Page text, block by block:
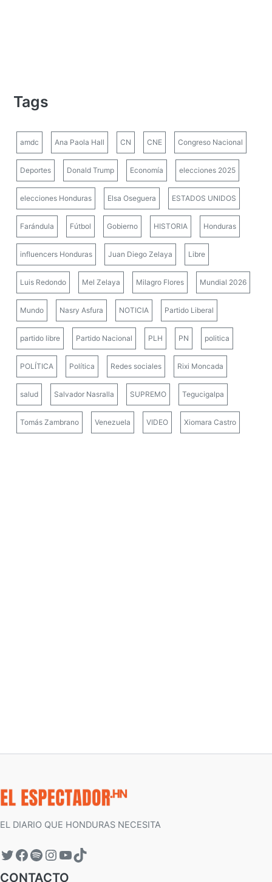
Tags
amdc Ana Paola Hall CN CNE Congreso Nacional
Deportes Donald Trump Economía elecciones 2025
elecciones Honduras Elsa Oseguera ESTADOS UNIDOS
Farándula Fútbol Gobierno HISTORIA Honduras
influencers Honduras Juan Diego Zelaya Libre
Luis Redondo Mel Zelaya Milagro Flores Mundial 2026
Mundo Nasry Asfura NOTICIA Partido Liberal
partido libre Partido Nacional PLH PN politica
POLÍTICA Política Redes sociales Rixi Moncada
salud Salvador Nasralla SUPREMO Tegucigalpa
Tomás Zambrano Venezuela VIDEO Xiomara Castro
EL DIARIO QUE HONDURAS NECESITA
CONTACTO